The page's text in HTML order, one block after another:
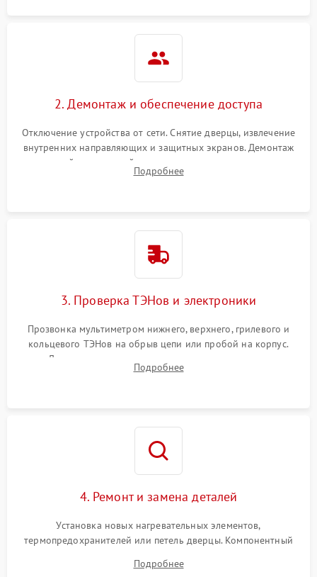
2. Демонтаж и обеспечение доступа
Отключение устройства от сети. Снятие дверцы, извлечение
внутренних направляющих и защитных экранов. Демонтаж
задней или верхней панели для прямого доступа к
нагревательным элементам, плате и вентиляторам.
Подробнее
3. Проверка ТЭНов и электроники
Прозвонка мультиметром нижнего, верхнего, грилевого и
кольцевого ТЭНов на обрыв цепи или пробой на корпус.
Диагностика термостата, датчиков температуры,
переключателя режимов и мотора конвекции.
Подробнее
4. Ремонт и замена деталей
Установка новых нагревательных элементов,
термопредохранителей или петель дверцы. Компонентный
выгоревших реле, восстановление контактов и замена
Подробнее